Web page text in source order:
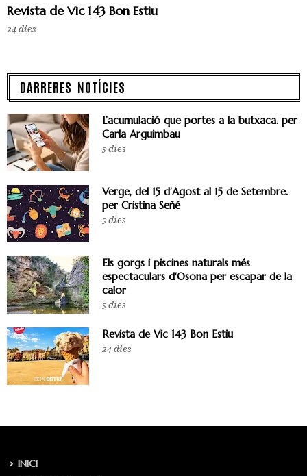
Revista de Vic 143 Bon Estiu
24 dies
DARRERES NOTÍCIES
L’acumulació que portes a la butxaca. per
Carla Arguimbau
5 dies
Verge, del 15 d’Agost al 15 de Setembre.
per Cristina Señé
5 dies
Els gorgs i piscines naturals més
espectaculars d'Osona per escapar de la
calor
5 dies
Revista de Vic 143 Bon Estiu
24 dies
INICI